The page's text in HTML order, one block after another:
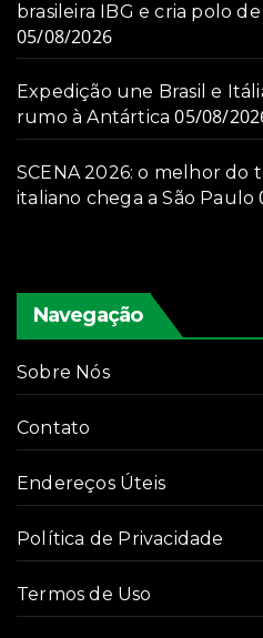
brasileira IBG e cria polo
05/08/2026
Expedição une Brasil e
rumo à Antártica 05/08/
SCENA 2026: o melhor
italiano chega a São Paulo
Navegação
Sobre Nós
Contato
Endereços Úteis
Política de Privacidade
Termos de Uso